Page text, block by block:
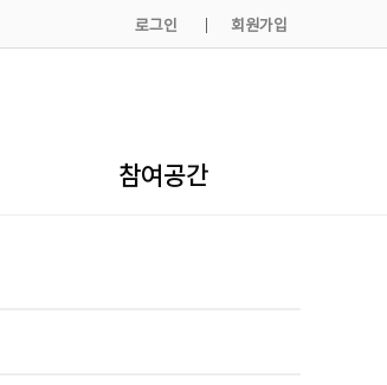
로그인 회원가입
참여공간